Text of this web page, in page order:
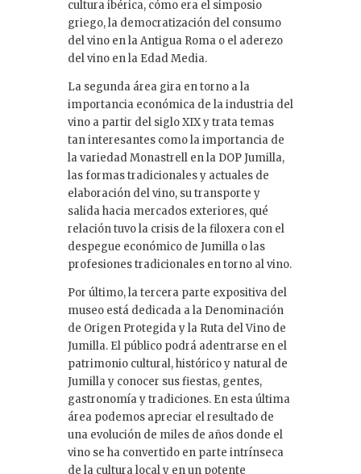
cultura ibérica, cómo era el simposio
griego, la democratización del consumo
del vino en la Antigua Roma o el aderezo
del vino en la Edad Media.
La segunda área gira en torno a la
importancia económica de la industria del
vino a partir del siglo XIX y trata temas
tan interesantes como la importancia de
la variedad Monastrell en la DOP Jumilla,
las formas tradicionales y actuales de
elaboración del vino, su transporte y
salida hacia mercados exteriores, qué
relación tuvo la crisis de la filoxera con el
despegue económico de Jumilla o las
profesiones tradicionales en torno al vino.
Por último, la tercera parte expositiva del
museo está dedicada a la Denominación
de Origen Protegida y la Ruta del Vino de
Jumilla. El público podrá adentrarse en el
patrimonio cultural, histórico y natural de
Jumilla y conocer sus fiestas, gentes,
gastronomía y tradiciones. En esta última
área podemos apreciar el resultado de
una evolución de miles de años donde el
vino se ha convertido en parte intrínseca
de la cultura local y en un potente